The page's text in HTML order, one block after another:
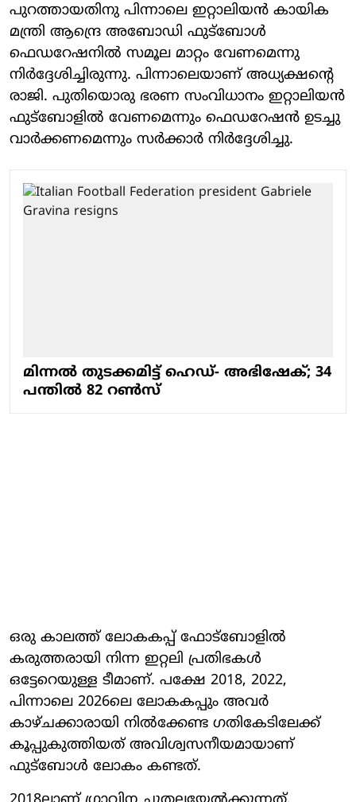
പുറത്തായതിനു പിന്നാലെ ഇറ്റാലിയന്‍ കായിക
മന്ത്രി ആന്ദ്രെ അബോഡി ഫുട്‌ബോള്‍
ഫെഡറേഷനില്‍ സമൂല മാറ്റം വേണമെന്നു
നിര്‍ദ്ദേശിച്ചിരുന്നു. പിന്നാലെയാണ് അധ്യക്ഷന്റെ
രാജി. പുതിയൊരു ഭരണ സംവിധാനം ഇറ്റാലിയന്‍
ഫുട്‌ബോളില്‍ വേണമെന്നും ഫെഡറേഷന്‍ ഉടച്ചു
വാര്‍ക്കണമെന്നും സര്‍ക്കാര്‍ നിര്‍ദ്ദേശിച്ചു.
മിന്നല്‍ തുടക്കമിട്ട് ഹെഡ്- അഭിഷേക്; 34
പന്തില്‍ 82 റണ്‍സ്
ഒരു കാലത്ത് ലോകകപ്പ് ഫോട്‌ബോളില്‍
കരുത്തരായി നിന്ന ഇറ്റലി പ്രതിഭകള്‍
ഒട്ടേറെയുള്ള ടീമാണ്. പക്ഷേ 2018, 2022,
പിന്നാലെ 2026ലെ ലോകകപ്പും അവര്‍
കാഴ്ചക്കാരായി നില്‍ക്കേണ്ട ഗതികേടിലേക്ക്
കൂപ്പുകുത്തിയത് അവിശ്വസനീയമായാണ്
ഫുട്‌ബോള്‍ ലോകം കണ്ടത്.